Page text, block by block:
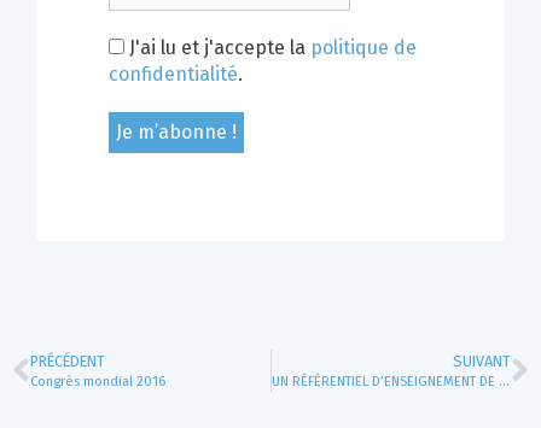
J'ai lu et j'accepte la politique de
confidentialité.
PRÉCÉDENT
Congrès mondial 2016
SUIVANT
UN RÉFÉRENTIEL D’ENSEIGNEMENT DE LA TRANSFUSION SANGUINE